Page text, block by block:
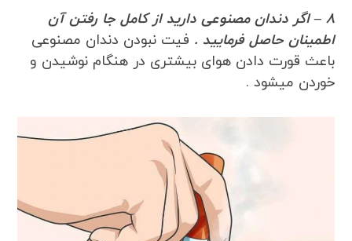
8 – اگر دندان مصنوعی دارید از کامل جا رفتن آن
اطمینان حاصل فرمایید . فیت نبودن دندان مصنوعی
باعث قورت دادن هوای بیشتری در هنگام نوشیدن و
خوردن میشود .